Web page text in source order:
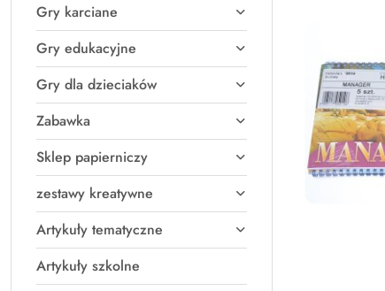
Gry karciane
Gry edukacyjne
Gry dla dzieciaków
Zabawka
Sklep papierniczy
zestawy kreatywne
Artykuły tematyczne
Artykuły szkolne